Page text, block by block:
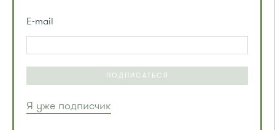
E-mail
ПОДПИСАТЬСЯ
Я уже подписчик